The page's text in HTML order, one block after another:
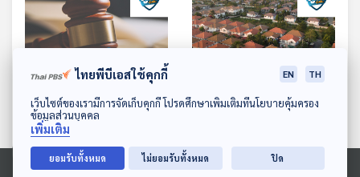
ดาวน์โหลด Thai PBS Podcast Application
53:40
ศาลยกฟ้องคดีสภาผู้บริโภค
ขอให้เพิกถอนมติ กสทช.
53:40
บ้านไม่เป็นไปตามโฆษณา
ไทยพีบีเอสใช้คุกกี้ EN TH
เว็บไซต์ของเรามีการจัดเก็บคุกกี้ โปรดศึกษาเพิ่มเติมที่นโยบายคุ้มครอง
ข้อมูลส่วนบุคคล
เพิ่มเติม
ยอมรับทั้งหมด ไม่ยอมรับทั้งหมด ปิด